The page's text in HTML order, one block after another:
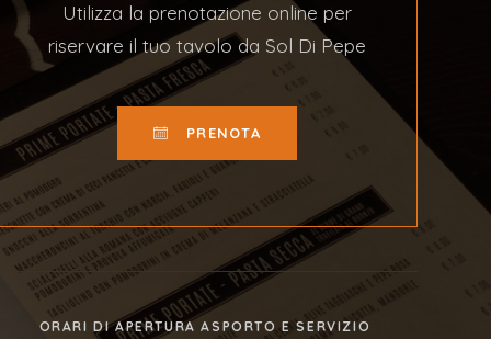
Utilizza la prenotazione online per
riservare il tuo tavolo da Sol Di Pepe
PRENOTA
ORARI DI APERTURA ASPORTO E SERVIZIO